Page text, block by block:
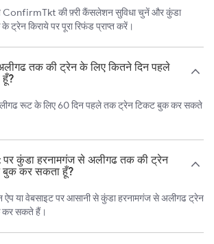
ConfirmTkt की फ़्री कैंसलेशन सुविधा चुनें और कुंडा
किराये पर पूरा रिफंड प्राप्त करें।
तक की ट्रेन के लिए कितने दिन पहले
रूट के लिए 60 दिन पहले तक ट्रेन टिकट बुक कर सकते
कुंडा हरनामगंज से अलीगढ तक की ट्रेन
बुक कर सकता हूँ?
या वेबसाइट पर आसानी से कुंडा हरनामगंज से अलीगढ ट्रेन
कर सकते हैं।